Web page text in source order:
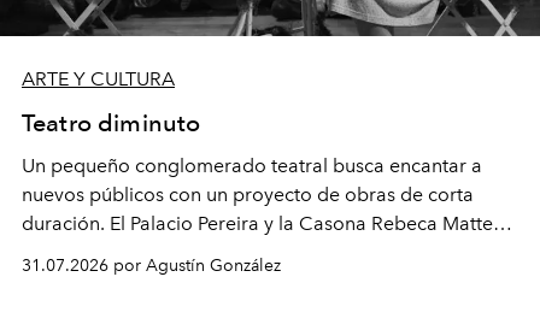
ARTE Y CULTURA
Teatro diminuto
Un pequeño conglomerado teatral busca encantar a
nuevos públicos con un proyecto de obras de corta
duración. El Palacio Pereira y la Casona Rebeca Matte
son algunos de los lugares que han albergado estas
miniobras. Sus puestas en escena son limpias; ponen el
31.07.2026 por Agustín González